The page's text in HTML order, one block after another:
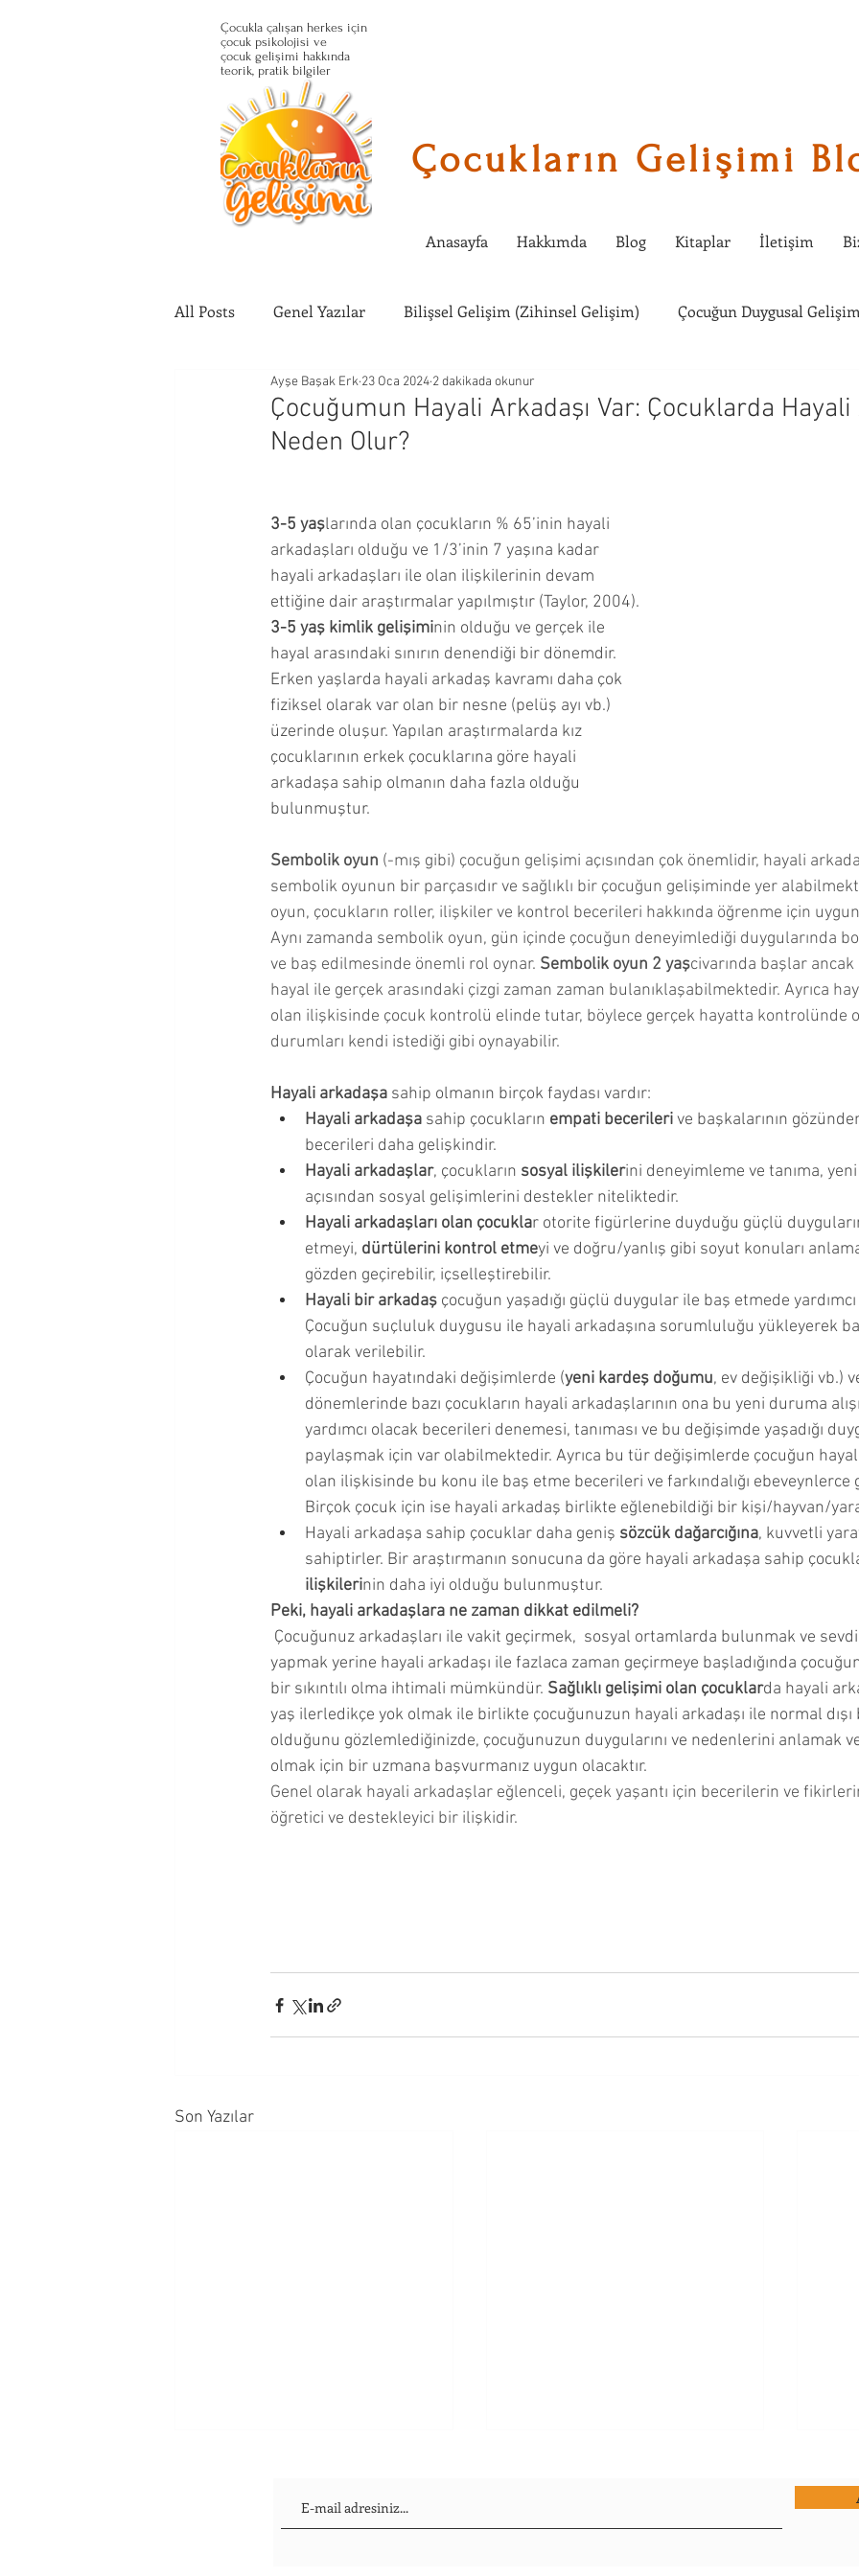
Çocukla çalışan herkes için
çocuk psikolojisi ve
çocuk gelişimi hakkında
teorik, pratik bilgiler
Çocukların Gelişimi
Anasayfa Hakkımda Blog Kitaplar İletişim
All Posts Genel Yazılar Bilişsel Gelişim (Zihinsel Gelişim) Çocuğun Duygusal
Çocuğun Fiziksel Gelişimi Çocuklarda Sosyal Gelişim
Çocuğumla İletişim Kurmak Çocuğuma Nasıl Davranmalıyım?
Ergenlik Dönemi
Çocuğumun Hayali Arkadaşı Var: Çocuklarda
Neden Olur?
Ayşe Başak Erk 23 Oca 2024 2 dakikada okunur
3-5 yaşlarında olan çocukların % 65’inin hayali
arkadaşları olduğu ve 1/3’inin 7 yaşına kadar
hayali arkadaşları ile olan ilişkilerinin devam
ettiğine dair araştırmalar yapılmıştır (Taylor, 2004).
3-5 yaş kimlik gelişiminin olduğu ve gerçek ile
hayal arasındaki sınırın denendiği bir dönemdir.
Erken yaşlarda hayali arkadaş kavramı daha çok
fiziksel olarak var olan bir nesne (pelüş ayı vb.)
üzerinde oluşur. Yapılan araştırmalarda kız
çocuklarının erkek çocuklarına göre hayali
arkadaşa sahip olmanın daha fazla olduğu
bulunmuştur.
Sembolik oyun (-mış gibi) çocuğun gelişimi açısından çok önemlidir, hayali
sembolik oyunun bir parçasıdır ve sağlıklı bir çocuğun gelişiminde yer
oyun, çocukların roller, ilişkiler ve kontrol becerileri hakkında öğrenme için
Aynı zamanda sembolik oyun, gün içinde çocuğun deneyimlediği duygularında
ve baş edilmesinde önemli rol oynar. Sembolik oyun 2 yaşcivarında başlar ancak
hayal ile gerçek arasındaki çizgi zaman zaman bulanıklaşabilmektedir. Ayrıca
olan ilişkisinde çocuk kontrolü elinde tutar, böylece gerçek hayatta kontrolünde
durumları kendi istediği gibi oynayabilir.
Hayali arkadaşa sahip olmanın birçok faydası vardır:
Hayali arkadaşa sahip çocukların empati becerileri ve başkalarının
becerileri daha gelişkindir.
Hayali arkadaşlar, çocukların sosyal ilişkilerini deneyimleme ve tanıma,
açısından sosyal gelişimlerini destekler niteliktedir.
Hayali arkadaşları olan çocuklar otorite figürlerine duyduğu güçlü
etmeyi, dürtülerini kontrol etmeyi ve doğru/yanlış gibi soyut konuları
gözden geçirebilir, içselleştirebilir.
Hayali bir arkadaş çocuğun yaşadığı güçlü duygular ile baş etmede
Çocuğun suçluluk duygusu ile hayali arkadaşına sorumluluğu yükleyerek
olarak verilebilir.
Çocuğun hayatındaki değişimlerde (yeni kardeş doğumu, ev değişikliği vb.)
dönemlerinde bazı çocukların hayali arkadaşlarının ona bu yeni duruma
yardımcı olacak becerileri denemesi, tanıması ve bu değişimde yaşadığı
paylaşmak için var olabilmektedir. Ayrıca bu tür değişimlerde çocuğun
olan ilişkisinde bu konu ile baş etme becerileri ve farkındalığı ebeveynlerce
Birçok çocuk için ise hayali arkadaş birlikte eğlenebildiği bir kişi/hayvan/
Hayali arkadaşa sahip çocuklar daha geniş sözcük dağarcığına, kuvvetli
sahiptirler. Bir araştırmanın sonucuna da göre hayali arkadaşa sahip
ilişkilerinin daha iyi olduğu bulunmuştur.
Peki, hayali arkadaşlara ne zaman dikkat edilmeli?
yapmak yerine hayali arkadaşı ile fazlaca zaman geçirmeye başladığında
bir sıkıntılı olma ihtimali mümkündür. Sağlıklı gelişimi olan çocuklarda hayali
yaş ilerledikçe yok olmak ile birlikte çocuğunuzun hayali arkadaşı ile normal
olduğunu gözlemlediğinizde, çocuğunuzun duygularını ve nedenlerini anlamak ve
olmak için bir uzmana başvurmanız uygun olacaktır.
Genel olarak hayali arkadaşlar eğlenceli, geçek yaşantı için becerilerin ve
öğretici ve destekleyici bir ilişkidir.
Son Yazılar